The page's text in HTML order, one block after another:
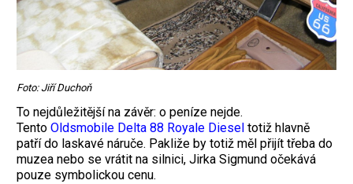
Foto: Jiří Duchoň
To nejdůležitější na závěr: o peníze nejde.
Tento Oldsmobile Delta 88 Royale Diesel totiž hlavně
patří do laskavé náruče. Pakliže by totiž měl přijít třeba do
muzea nebo se vrátit na silnici, Jirka Sigmund očekává
pouze symbolickou cenu.